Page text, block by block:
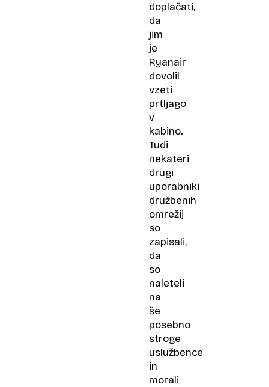
doplačati,
da
jim
je
Ryanair
dovolil
vzeti
prtljago
v
kabino.
Tudi
nekateri
drugi
uporabniki
družbenih
omrežij
so
zapisali,
da
so
naleteli
na
še
posebno
stroge
uslužbence
in
morali